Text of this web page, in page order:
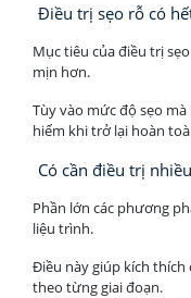
Điều trị sẹo rỗ có
Mục tiêu của điều trị
mịn hơn.
Tùy vào mức độ sẹo
hiếm khi trở lại hoàn
Có cần điều trị
Phần lớn các phương
liệu trình.
Điều này giúp kích thích
theo từng giai đoạn.